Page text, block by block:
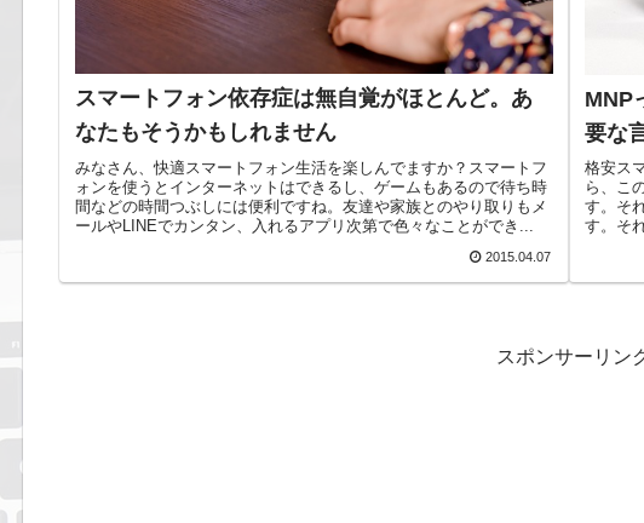
スマートフォン依存症は無自覚がほとんど。あ
なたもそうかもしれません
みなさん、快適スマートフォン生活を楽しんでますか？スマートフ
ォンを使うとインターネットはできるし、ゲームもあるので待ち時
間などの時間つぶしには便利ですね。友達や家族とのやり取りもメ
ールやLINEでカンタン、入れるアプリ次第で色々なことができ...
2015.04.07
MNP
要な
格安ス
ら、こ
す。そ
す。そ
スポンサーリン